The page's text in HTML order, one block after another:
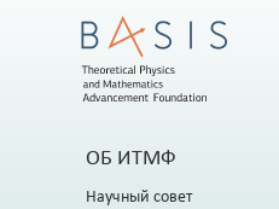
ОБ ИТМФ
Научный совет